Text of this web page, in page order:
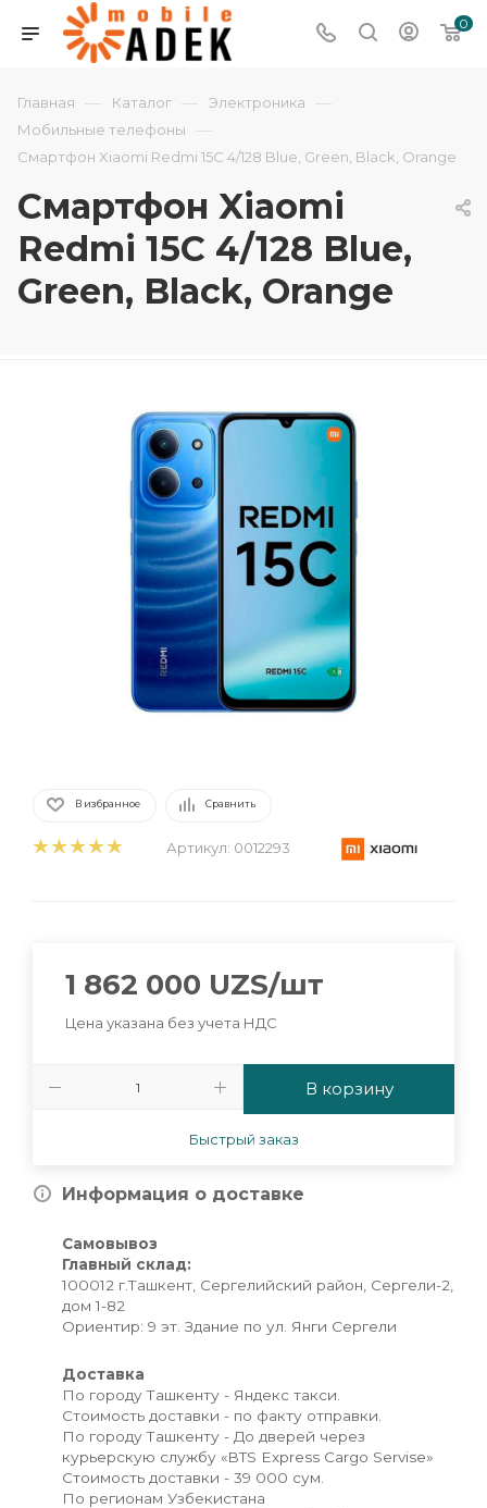
0
Главная — Каталог — Электроника —
Мобильные телефоны —
Смартфон Xiaomi Redmi 15C 4/128 Blue, Green, Black, Orange
Смартфон Xiaomi
Redmi 15C 4/128 Blue,
Green, Black, Orange
В избранное Сравнить
Артикул: 0012293
1 862 000 UZS/шт
Цена указана без учета НДС
В корзину
Быстрый заказ
Информация о доставке
Самовывоз
Главный склад:
100012 г.Ташкент, Сергелийский район, Сергели-2,
дом 1-82
Ориентир: 9 эт. Здание по ул. Янги Сергели
Доставка
По городу Ташкенту - Яндекс такси.
Стоимость доставки - по факту отправки.
По городу Ташкенту - До дверей через
курьерскую службу «BTS Express Cargo Servise»
Стоимость доставки - 39 000 сум.
По регионам Узбекистана